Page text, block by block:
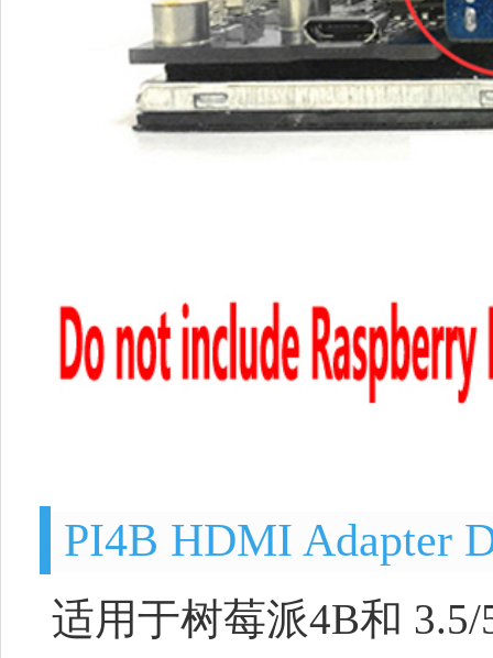
PI4B HDMI Adapter
适用于树莓派4B和